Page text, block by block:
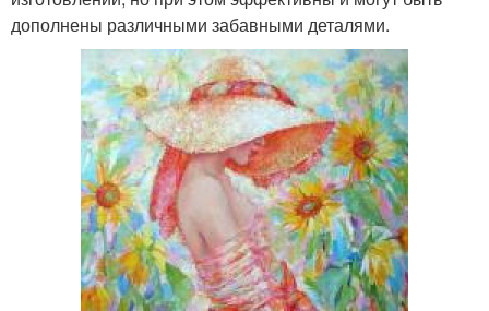
дополнены различными забавными деталями.